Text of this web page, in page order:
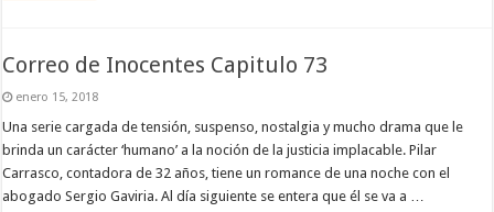
Correo de Inocentes Capitulo 73
enero 15, 2018
Una serie cargada de tensión, suspenso, nostalgia y mucho drama que le
brinda un carácter ‘humano’ a la noción de la justicia implacable. Pilar
Carrasco, contadora de 32 años, tiene un romance de una noche con el
abogado Sergio Gaviria. Al día siguiente se entera que él se va a …